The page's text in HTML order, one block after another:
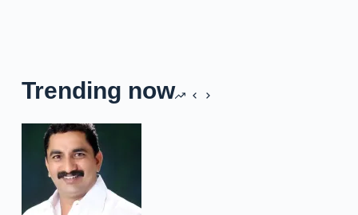
Trending now